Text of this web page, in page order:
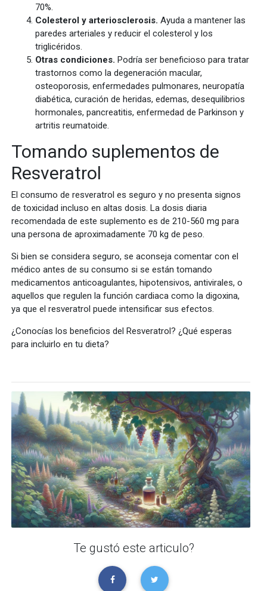
70%.
Colesterol y arteriosclerosis. Ayuda a mantener las
paredes arteriales y reducir el colesterol y los
triglicéridos.
Otras condiciones. Podría ser beneficioso para tratar
trastornos como la degeneración macular,
osteoporosis, enfermedades pulmonares, neuropatía
diabética, curación de heridas, edemas, desequilibrios
hormonales, pancreatitis, enfermedad de Parkinson y
artritis reumatoide.
Tomando suplementos de
Resveratrol
El consumo de resveratrol es seguro y no presenta signos
de toxicidad incluso en altas dosis. La dosis diaria
recomendada de este suplemento es de 210-560 mg para
una persona de aproximadamente 70 kg de peso.
Si bien se considera seguro, se aconseja comentar con el
médico antes de su consumo si se están tomando
medicamentos anticoagulantes, hipotensivos, antivirales, o
aquellos que regulen la función cardiaca como la digoxina,
ya que el resveratrol puede intensificar sus efectos.
¿Conocías los beneficios del Resveratrol? ¿Qué esperas
para incluirlo en tu dieta?
Te gustó este articulo?